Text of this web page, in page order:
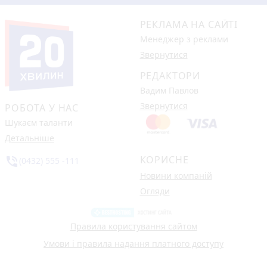
РОБОТА У НАС
Шукаєм таланти
Детальніше
РЕКЛАМА НА САЙТІ
Менеджер з реклами
Звернутися
РЕДАКТОРИ
Вадим Павлов
Звернутися
КОРИСНЕ
Новини компаній
Огляди
Правила користування сайтом
Умови і правила надання платного доступу